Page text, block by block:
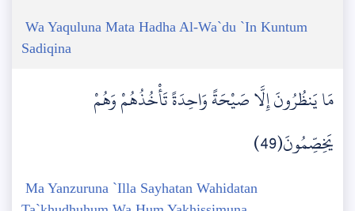
Wa Yaquluna Mata Hadha Al-Wa`du `In Kuntum
Sadiqina
مَا يَنظُرُونَ إِلَّا صَيْحَةً وَاحِدَةً تَأْخُذُهُمْ وَهُمْ
يَخِصِّمُونَ(49)
Ma Yanzuruna `Illa Sayhatan Wahidatan